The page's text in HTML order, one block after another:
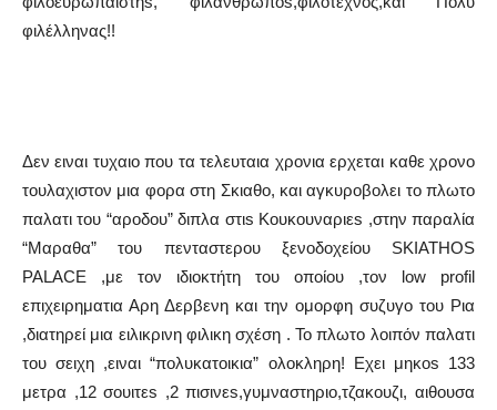
φιλέλληνας!!
Δεν ειναι τυχαιο που τα τελευταια χρονια ερχεται καθε χρονο
τουλαχιστον μια φορα στη Σκιαθο, και αγκυροβολει το πλωτο
παλατι του “αρoδου” διπλα στιs Κουκουναριεs ,στην παραλία
“Μαραθα” του πενταστερου ξενοδοχείου SKIATHOS
PALACE ,με τον ιδιοκτήτη του οποίου ,τον low profil
επιχειρηματια Αρη Δερβενη και την ομορφη συζυγο του Ρια
,διατηρεί μια ειλικρινη φιλικη σχέση . Το πλωτο λοιπόν παλατι
του σειχη ,ειναι “πολυκατοικια” ολοκληρη! Εχει μηκοs 133
μετρα ,12 σουιτεs ,2 πισινεs,γυμναστηριο,τζακουζι, αιθουσα